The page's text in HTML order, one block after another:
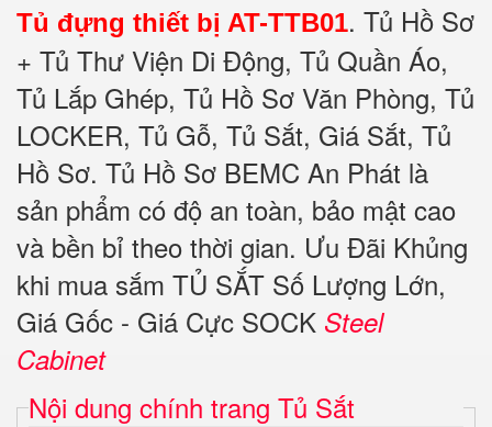
Tủ đựng thiết bị AT-TTB01. Tủ Hồ Sơ
+ Tủ Thư Viện Di Động, Tủ Quần Áo,
Tủ Lắp Ghép, Tủ Hồ Sơ Văn Phòng, Tủ
LOCKER, Tủ Gỗ, Tủ Sắt, Giá Sắt, Tủ
Hồ Sơ. Tủ Hồ Sơ BEMC An Phát là
sản phẩm có độ an toàn, bảo mật cao
và bền bỉ theo thời gian. Ưu Đãi Khủng
khi mua sắm TỦ SẮT Số Lượng Lớn,
Giá Gốc - Giá Cực SOCK Steel
Cabinet
Nội dung chính trang Tủ Sắt